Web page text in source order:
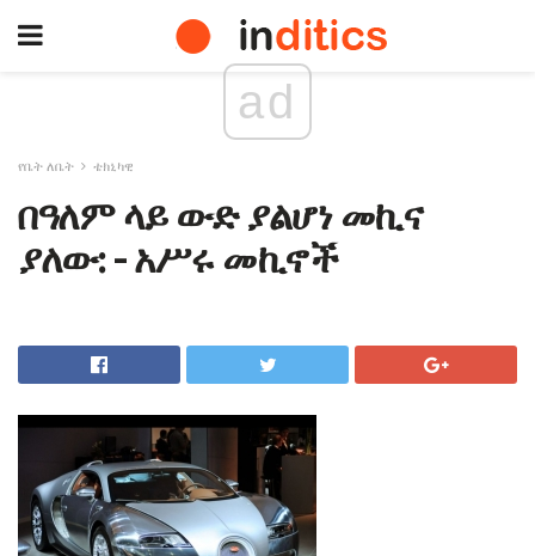
ad
የቤት ለቤት ቴክኒካዊ
በዓለም ላይ ውድ ያልሆነ መኪና
ያለው: - አሥሩ መኪኖች